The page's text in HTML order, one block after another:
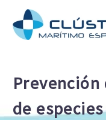
de